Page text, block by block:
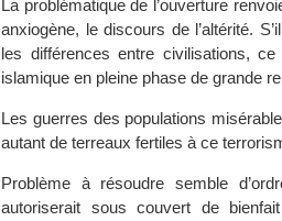
La problématique de l’ouverture
anxiogène, le discours de l’altérité.
les différences entre civilisations,
islamique en pleine phase de grande
Les guerres des populations
autant de terreaux fertiles à ce
Problème à résoudre semble
autoriserait sous couvert de